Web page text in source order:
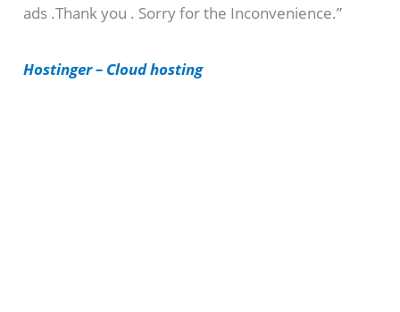
r
e
ads .Thank you . Sorry for the Inconvenience.”
Hostinger – Cloud hosting